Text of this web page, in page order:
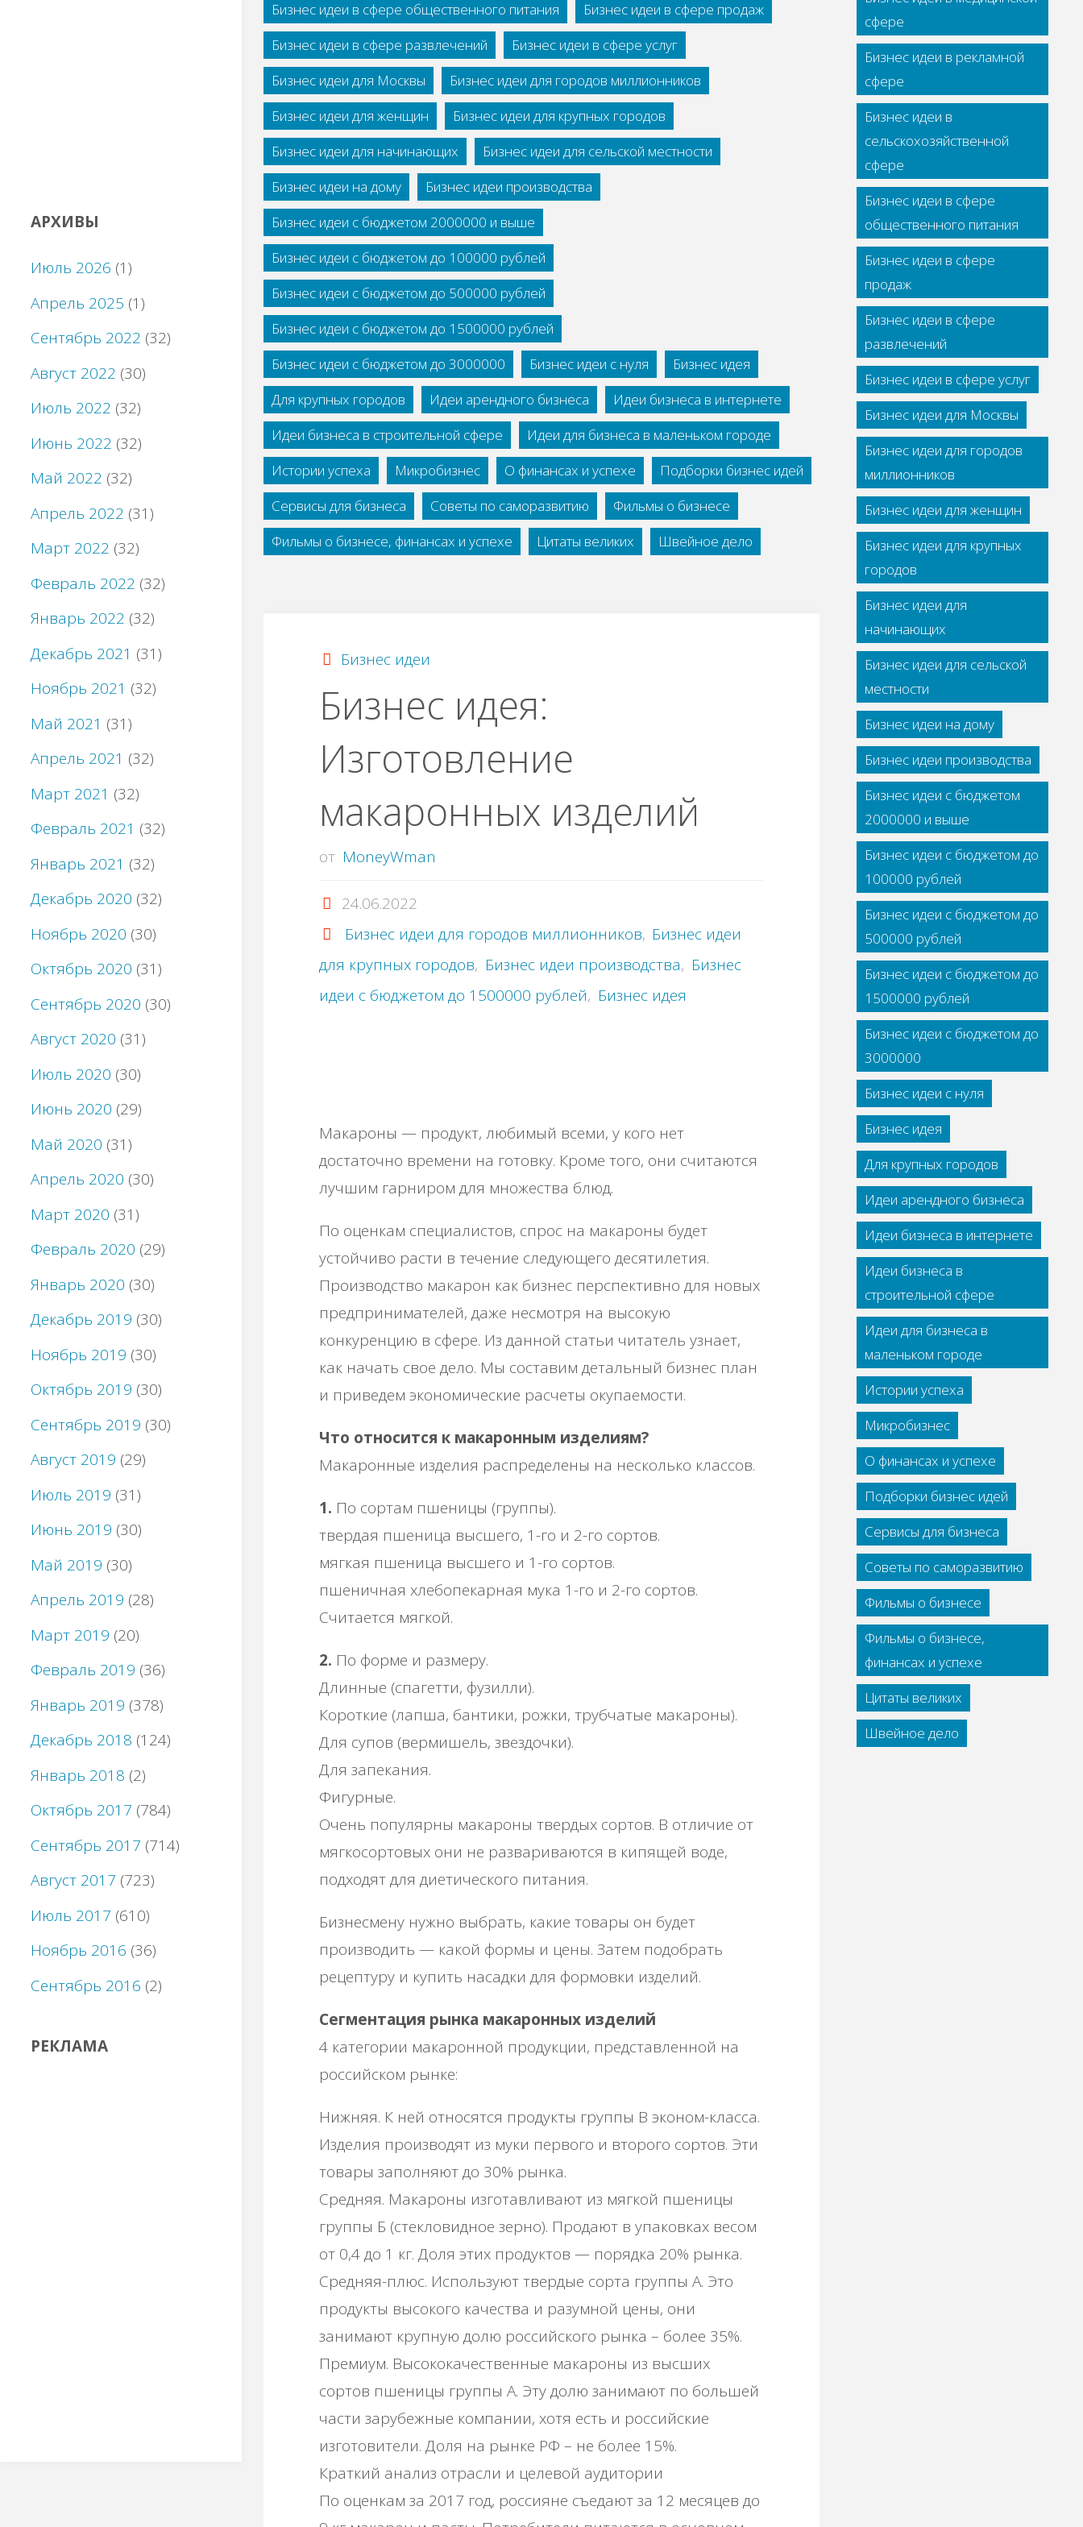
Бизнес идеи в сфере общественного питания
Бизнес идеи в сфере продаж
Бизнес идеи в сфере развлечений
Бизнес идеи в сфере услуг
Бизнес идеи для Москвы
Бизнес идеи для городов миллионников
Бизнес идеи для женщин
Бизнес идеи для крупных городов
Бизнес идеи для начинающих
Бизнес идеи для сельской местности
Бизнес идеи на дому
Бизнес идеи производства
Бизнес идеи с бюджетом 2000000 и выше
Бизнес идеи с бюджетом до 100000 рублей
Бизнес идеи с бюджетом до 500000 рублей
Бизнес идеи с бюджетом до 1500000 рублей
Бизнес идеи с бюджетом до 3000000
Бизнес идеи с нуля
Бизнес идея
Для крупных городов
Идеи арендного бизнеса
Идеи бизнеса в интернете
Идеи бизнеса в строительной сфере
Идеи для бизнеса в маленьком городе
Истории успеха
Микробизнес О финансах и успехе
Подборки бизнес идей
Сервисы для бизнеса
Советы по саморазвитию
Фильмы о бизнесе
Фильмы о бизнесе, финансах и успехе
Цитаты великих Швейное дело
Бизнес идеи
Бизнес идея:
Изготовление
макаронных изделий
от MoneyWman
24.06.2022
Бизнес идеи для городов миллионников, Бизнес идеи
для крупных городов, Бизнес идеи производства, Бизнес
идеи с бюджетом до 1500000 рублей, Бизнес идея
Макароны — продукт, любимый всеми, у кого нет
достаточно времени на готовку. Кроме того, они считаются
лучшим гарниром для множества блюд.
По оценкам специалистов, спрос на макароны будет
устойчиво расти в течение следующего десятилетия.
Производство макарон как бизнес перспективно для новых
предпринимателей, даже несмотря на высокую
конкуренцию в сфере. Из данной статьи читатель узнает,
как начать свое дело. Мы составим детальный бизнес план
и приведем экономические расчеты окупаемости.
Что относится к макаронным изделиям?
Макаронные изделия распределены на несколько классов.
1. По сортам пшеницы (группы).
твердая пшеница высшего, 1-го и 2-го сортов.
мягкая пшеница высшего и 1-го сортов.
пшеничная хлебопекарная мука 1-го и 2-го сортов.
Считается мягкой.
2. По форме и размеру.
Длинные (спагетти, фузилли).
Короткие (лапша, бантики, рожки, трубчатые макароны).
Для супов (вермишель, звездочки).
Для запекания.
Фигурные.
Очень популярны макароны твердых сортов. В отличие от
мягкосортовых они не развариваются в кипящей воде,
подходят для диетического питания.
Бизнесмену нужно выбрать, какие товары он будет
производить — какой формы и цены. Затем подобрать
рецептуру и купить насадки для формовки изделий.
Сегментация рынка макаронных изделий
4 категории макаронной продукции, представленной на
российском рынке:
Нижняя. К ней относятся продукты группы В эконом-класса.
Изделия производят из муки первого и второго сортов. Эти
товары заполняют до 30% рынка.
Средняя. Макароны изготавливают из мягкой пшеницы
группы Б (стекловидное зерно). Продают в упаковках весом
от 0,4 до 1 кг. Доля этих продуктов — порядка 20% рынка.
Средняя-плюс. Используют твердые сорта группы А. Это
продукты высокого качества и разумной цены, они
занимают крупную долю российского рынка – более 35%.
Премиум. Высококачественные макароны из высших
сортов пшеницы группы А. Эту долю занимают по большей
части зарубежные компании, хотя есть и российские
изготовители. Доля на рынке РФ – не более 15%.
Краткий анализ отрасли и целевой аудитории
По оценкам за 2017 год, россияне съедают за 12 месяцев до
АРХИВЫ
Июль 2026 (1)
Апрель 2025 (1)
Сентябрь 2022 (32)
Август 2022 (30)
Июль 2022 (32)
Июнь 2022 (32)
Май 2022 (32)
Апрель 2022 (31)
Март 2022 (32)
Февраль 2022 (32)
Январь 2022 (32)
Декабрь 2021 (31)
Ноябрь 2021 (32)
Май 2021 (31)
Апрель 2021 (32)
Март 2021 (32)
Февраль 2021 (32)
Январь 2021 (32)
Декабрь 2020 (32)
Ноябрь 2020 (30)
Октябрь 2020 (31)
Сентябрь 2020 (30)
Август 2020 (31)
Июль 2020 (30)
Июнь 2020 (29)
Май 2020 (31)
Апрель 2020 (30)
Март 2020 (31)
Февраль 2020 (29)
Январь 2020 (30)
Декабрь 2019 (30)
Ноябрь 2019 (30)
Октябрь 2019 (30)
Сентябрь 2019 (30)
Август 2019 (29)
Июль 2019 (31)
Июнь 2019 (30)
Май 2019 (30)
Апрель 2019 (28)
Март 2019 (20)
Февраль 2019 (36)
Январь 2019 (378)
Декабрь 2018 (124)
Январь 2018 (2)
Октябрь 2017 (784)
Сентябрь 2017 (714)
Август 2017 (723)
Июль 2017 (610)
Ноябрь 2016 (36)
Сентябрь 2016 (2)
РЕКЛАМА
сфере
Бизнес идеи в рекламной
сфере
Бизнес идеи в
сельскохозяйственной
сфере
Бизнес идеи в сфере
общественного питания
Бизнес идеи в сфере
продаж
Бизнес идеи в сфере
развлечений
Бизнес идеи в сфере услуг
Бизнес идеи для Москвы
Бизнес идеи для городов
миллионников
Бизнес идеи для женщин
Бизнес идеи для крупных
городов
Бизнес идеи для
начинающих
Бизнес идеи для сельской
местности
Бизнес идеи на дому
Бизнес идеи производства
Бизнес идеи с бюджетом
2000000 и выше
Бизнес идеи с бюджетом до
100000 рублей
Бизнес идеи с бюджетом до
500000 рублей
Бизнес идеи с бюджетом до
1500000 рублей
Бизнес идеи с бюджетом до
3000000
Бизнес идеи с нуля
Бизнес идея
Для крупных городов
Идеи арендного бизнеса
Идеи бизнеса в интернете
Идеи бизнеса в
строительной сфере
Идеи для бизнеса в
маленьком городе
Истории успеха
Микробизнес
О финансах и успехе
Подборки бизнес идей
Сервисы для бизнеса
Советы по саморазвитию
Фильмы о бизнесе
Фильмы о бизнесе,
финансах и успехе
Цитаты великих
Швейное дело